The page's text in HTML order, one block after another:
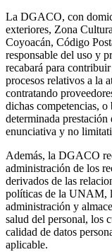
La DGACO, con
exteriores, Zona
Coyoacán, Código
responsable del uso y
recabará para
procesos relativos a la
contratando
dichas competencias,
determinada
enunciativa y no
Además, la DGACO
administración de los
derivados de las
políticas de la UNAM,
administración y
salud del personal, los
calidad de datos
aplicable.